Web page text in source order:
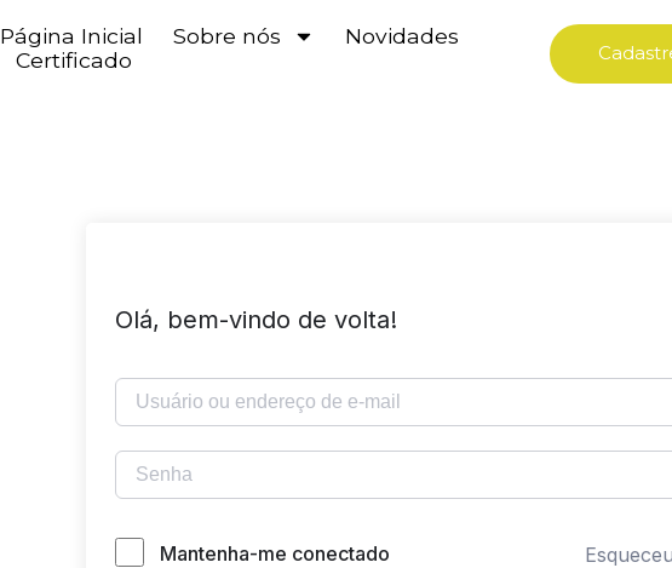
Página Inicial Sobre nós
Novidades
Certificado
Olá, bem-vindo de volta!
Mantenha-me conectado